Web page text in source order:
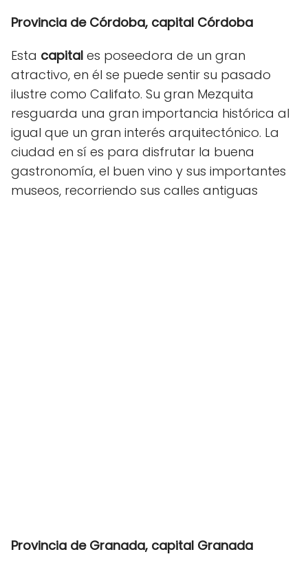
Provincia de Córdoba, capital Córdoba
Esta capital es poseedora de un gran
atractivo, en él se puede sentir su pasado
ilustre como Califato. Su gran Mezquita
resguarda una gran importancia histórica al
igual que un gran interés arquitectónico. La
ciudad en sí es para disfrutar la buena
gastronomía, el buen vino y sus importantes
museos, recorriendo sus calles antiguas
Provincia de Granada, capital Granada